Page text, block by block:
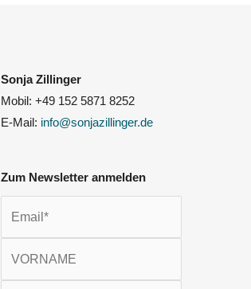
Sonja Zillinger
Mobil: +49 152 5871 8252
E-Mail: info@sonjazillinger.de
Zum Newsletter anmelden